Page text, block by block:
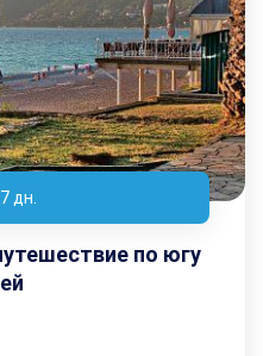
7 дн.
по югу